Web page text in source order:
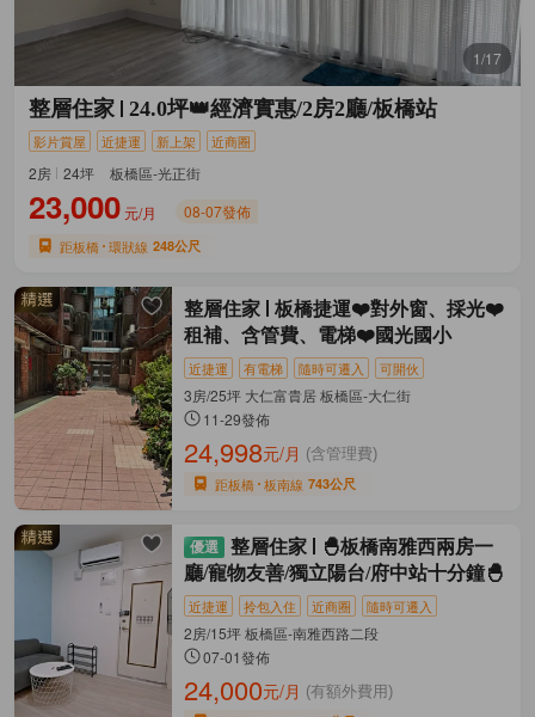
1/17
整層住家 24.0坪👑經濟實惠/2房2廳/板橋站
影片賞屋 近捷運 新上架 近商圈
2房 24坪 板橋區-光正街
23,000 元/月 08-07發佈
距板橋 環狀線 248公尺
整層住家
板橋捷運❤️對外窗、採光❤️
租補、含管費、電梯❤️國光國小
近捷運 有電梯 隨時可遷入 可開伙
3房/25坪 大仁富貴居 板橋區-大仁街
11-29發佈
24,998元/月 (含管理費)
距板橋 板南線 743公尺
整層住家
🐣板橋南雅西兩房一
廳/寵物友善/獨立陽台/府中站十分鐘🐣
近捷運 拎包入住 近商圈 隨時可遷入
2房/15坪 板橋區-南雅西路二段
07-01發佈
24,000元/月 (有額外費用)